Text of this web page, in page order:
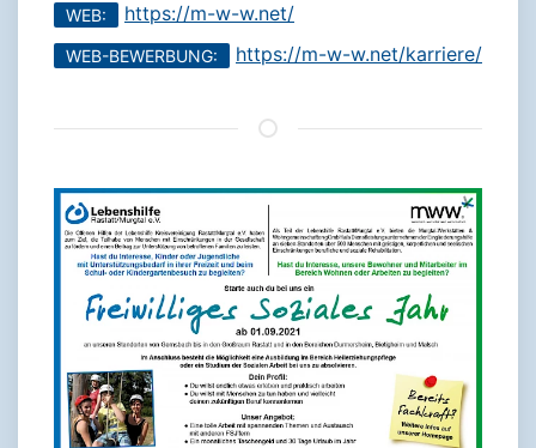
WEB: https://m-w-w.net/
WEB-BEWERBUNG: https://m-w-w.net/karriere/